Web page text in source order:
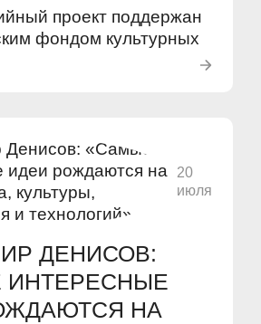
проект поддержан
фондом культурных
20
июля
ДЕНИСОВ:
ИНТЕРЕСНЫЕ
НА